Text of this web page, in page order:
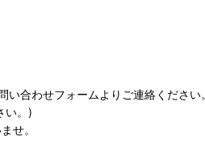
合わせフォームよりご連絡ください。
い。)
せ。